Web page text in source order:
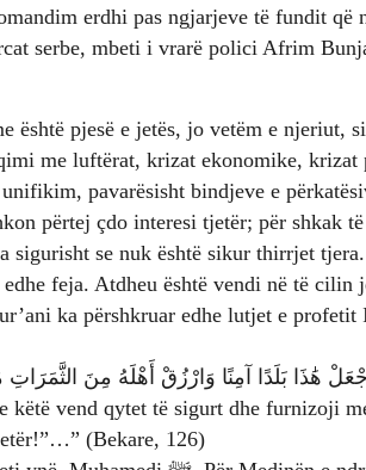
erdhi pas ngjarjeve të fundit që
serbe, mbeti i vrarë polici Afrim
është pjesë e jetës, jo vetëm e njeriut,
me luftërat, krizat ekonomike,
pavarësisht bindjeve e
përtej çdo interesi tjetër; për shkak
sigurisht se nuk është sikur thirrjet tjera.
feja. Atdheu është vendi në të cilin
ka përshkruar edhe lutjet e
هَٰذَا بَلَدًا آمِنًا وَارْزُقْ أَهْلَهُ مِنَ
vend qytet të sigurt dhe furnizoji
(Bekare, 126)